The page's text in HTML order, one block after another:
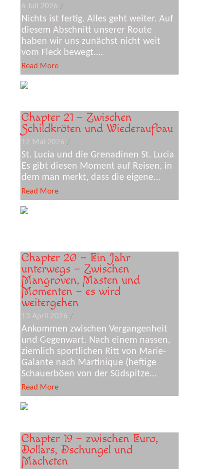
6 Juli 2026 /
Nichts ist fertig. Alles geht weiter. Auf
diesem Abschnitt unserer Route
haben wir uns zunächst nicht weit
vom Fleck bewegt....
Read More
Chapter 21 – Zwischen
Schildkröten und Wiederaufbau
12 Mai 2026 /
St. Lucia und die Grenadinen St. Lucia
Es gibt diesen Moment auf Reisen, in
dem man merkt, dass die eigene...
Read More
Chapter 20 – Ein Jahr
unterwegs – Zwischen
Mangroven, Masten und
Momenten – es wird
weitergehen
13 April 2026 /
Ankommen zwischen Vergangenheit
und Gegenwart. Nach einem nassen,
ziemlich sportlichen Ritt von Marie-
Galante nach Martinique (heftige
Schauerböen von der Südspitze...
Read More
Chapter 19 – zwischen Euro,
Dollars, Dschungel und
Macheten